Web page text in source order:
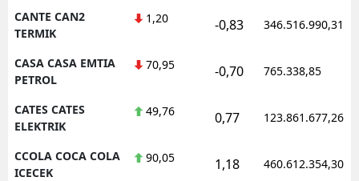
CANTE CAN2
TERMIK
1,20 -0,83 346.516.990,31
CASA CASA EMTIA
PETROL
70,95 -0,70 765.338,85
CATES CATES
ELEKTRIK
49,76 0,77 123.861.677,26
CCOLA COCA COLA
ICECEK
90,05 1,18 460.612.354,30